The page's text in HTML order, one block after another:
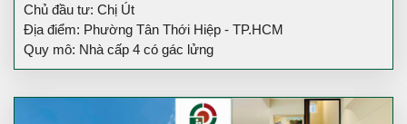
Chủ đầu tư: Chị Út
Địa điểm: Phường Tân Thới Hiệp - TP.HCM
Quy mô: Nhà cấp 4 có gác lửng